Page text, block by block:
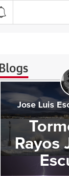
Blogs
Jose Luis
Rayos